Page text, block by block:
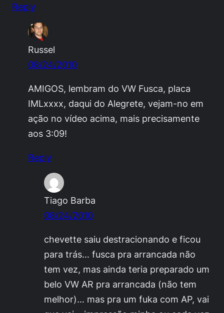
Reply
Russel
08/24/2010
AMIGOS, lembram do VW Fusca, placa
IMLxxxx, daqui do Alegrete, vejam-no em
ação no vídeo acima, mais precisamente
aos 3:09 !
Reply
Tiago Barba
08/24/2010
chevette saiu destracionando e ficou
para trás… fusca pra arrancada não
tem vez, mas ainda teria preparado um
belo VW AR pra arrancada (não tem
melhor)… mas pra um fuka com AP, vai